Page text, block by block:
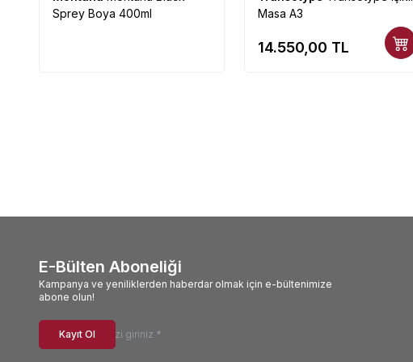
Sprey Boya 400ml
Masa A3
14.550,00 TL
E-Bülten Aboneliği
Kampanya ve yeniliklerden haberdar olmak için e-bültenimize
abone olun!
Kayıt Ol